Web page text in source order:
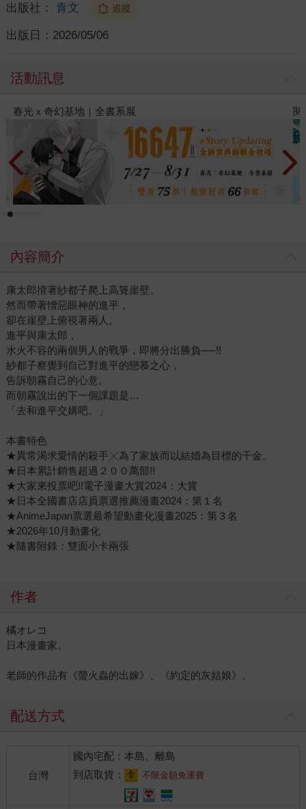
出版社： 青文 追蹤
出版日： 2026/05/06
活動訊息
閱讀漫遊錄-2026上半年暢銷榜
內容簡介
康太郎揹著紗都子爬上高聳崖壁。
然而帶著憎惡眼神的進平，
卻在崖壁上俯視著兩人。
進平與康太郎，
水火不容的兩個男人的戰爭，即將分出勝負──!!
紗都子察覺到自己對進平的戀慕之心，
告訴朝霧自己的心意。
而朝霧說出的下一個課題是…
「去和進平交媾吧。」
本書特色
★異常渴求愛情的殺手╳為了家族而以結婚為目標的千金。
★日本累計銷售超過２００萬部!!
★大家來投票吧!!電子漫畫大賞2024：大賞
★日本全國書店店員票選推薦漫畫2024：第１名
★AnimeJapan票選最希望動畫化漫畫2025：第３名
★2026年10月動畫化
★隨書附錄：雙面小卡兩張
作者
橘オレコ
日本漫畫家。
老師的作品有《螢火蟲的出嫁》、《約定的灰姑娘》。
配送方式
台灣
國內宅配：本島、離島
到店取貨：
不限金額免運費